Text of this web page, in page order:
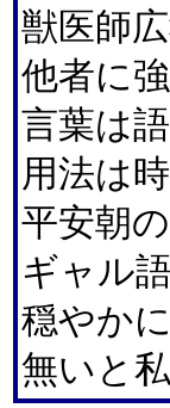
獣医師
他者に
言葉は
用法は
平安朝
ギャル
穏やか
無いと